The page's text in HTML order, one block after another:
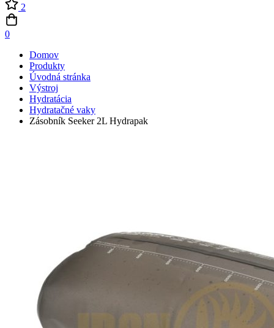
2
0
Domov
Produkty
Úvodná stránka
Výstroj
Hydratácia
Hydratačné vaky
Zásobník Seeker 2L Hydrapak